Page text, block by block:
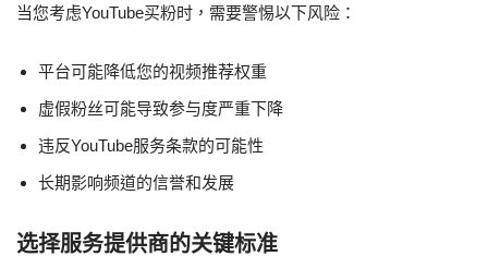
当您考虑YouTube买粉时，需要警惕以下风险：
平台可能降低您的视频推荐权重
虚假粉丝可能导致参与度严重下降
违反YouTube服务条款的可能性
长期影响频道的信誉和发展
选择服务提供商的关键标准